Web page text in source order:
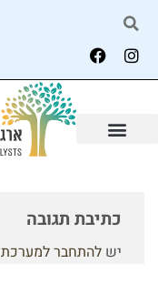
כתיבת תגובה
יש להתחבר למערכת